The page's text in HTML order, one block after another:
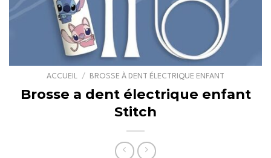
ACCUEIL / BROSSE À DENT ÉLECTRIQUE ENFANT
Brosse a dent électrique enfant
Stitch